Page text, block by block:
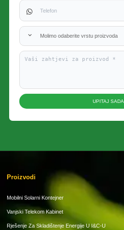
Molimo odaberite vrstu proizvoda
UPITAJ SADA
Proizvodi
Mobilni Solarni Kontejner
Vanjski Telekom Kabinet
Rješenje Za Skladištenje Energije U I&C-U